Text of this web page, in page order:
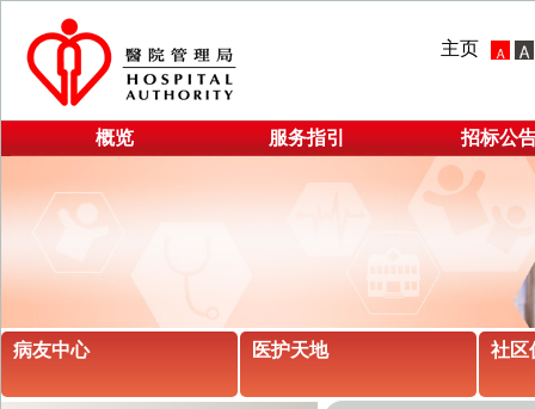
主页
概览 服务指引 招标公
病友中心 医护天地 社区